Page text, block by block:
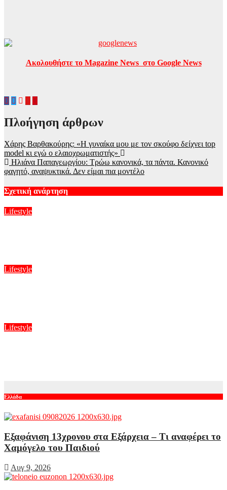
Ακολουθήστε το Magazine News στο Google News
Πλοήγηση άρθρων
Χάρης Βαρθακούρης: «Η γυναίκα μου με τον σκούφο δείχνει top
model κι εγώ ο ελαιοχρωματιστής»
Ηλιάνα Παπαγεωργίου: Τρώω κανονικά, τα πάντα. Κανονικό
φαγητό, αναψυκτικά. Δεν είμαι πια μοντέλο
Σχετική ανάρτηση
Lifestyle
Lifestyle
Lifestyle
Ελλάδα
Εξαφάνιση 13χρονου στα Εξάρχεια – Τι αναφέρει το
Χαμόγελο του Παιδιού
Αυγ 9, 2026